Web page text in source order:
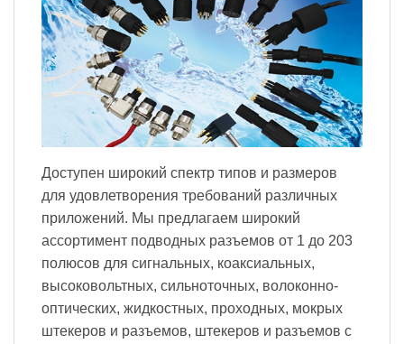
Доступен широкий спектр типов и размеров
для удовлетворения требований различных
приложений. Мы предлагаем широкий
ассортимент подводных разъемов от 1 до 203
полюсов для сигнальных, коаксиальных,
высоковольтных, сильноточных, волоконно-
оптических, жидкостных, проходных, мокрых
штекеров и разъемов, штекеров и разъемов с